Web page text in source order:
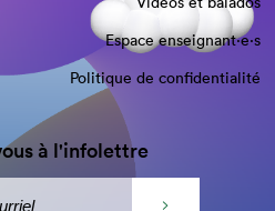
Espace enseignant·e⋅s
Politique de confidentialité
à l'infolettre